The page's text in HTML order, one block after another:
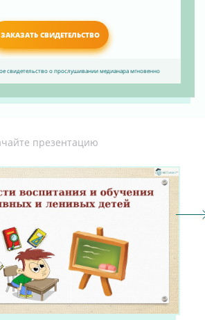
ЗАКАЗАТЬ СВИДЕТЕЛЬСТВО
свидетельство о прослушивании медианара мгновенно
презентацию